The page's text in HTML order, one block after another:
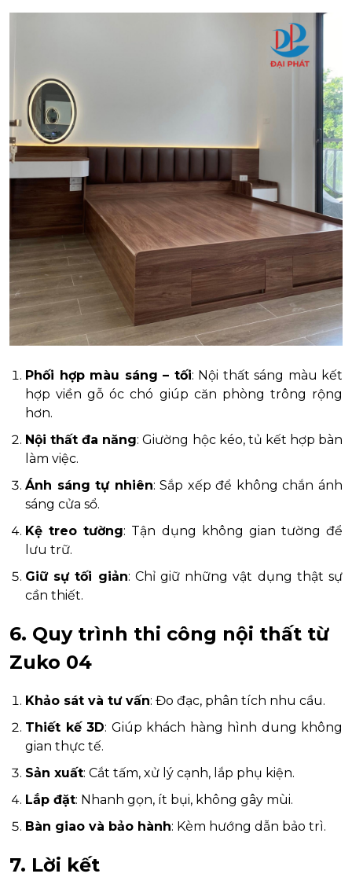
Phối hợp màu sáng – tối: Nội thất sáng màu kết
hợp viền gỗ óc chó giúp căn phòng trông rộng
hơn.
Nội thất đa năng: Giường hộc kéo, tủ kết hợp bàn
làm việc.
Ánh sáng tự nhiên: Sắp xếp để không chắn ánh
sáng cửa sổ.
Kệ treo tường: Tận dụng không gian tường để
lưu trữ.
Giữ sự tối giản: Chỉ giữ những vật dụng thật sự
cần thiết.
6. Quy trình thi công nội thất từ
Zuko 04
Khảo sát và tư vấn: Đo đạc, phân tích nhu cầu.
Thiết kế 3D: Giúp khách hàng hình dung không
gian thực tế.
Sản xuất: Cắt tấm, xử lý cạnh, lắp phụ kiện.
Lắp đặt: Nhanh gọn, ít bụi, không gây mùi.
Bàn giao và bảo hành: Kèm hướng dẫn bảo trì.
7. Lời kết